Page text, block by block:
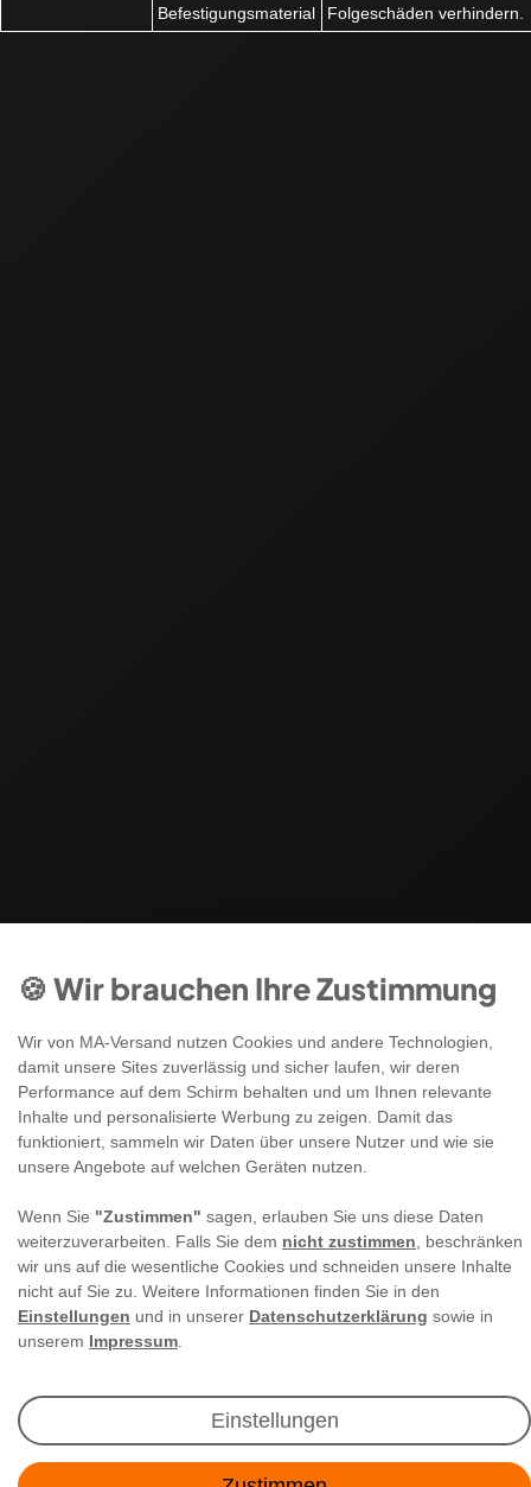
Befestigungsmaterial
Folgeschäden verhindern.
🍪 Wir brauchen Ihre Zustimmung
Wir von MA-Versand nutzen Cookies und andere Technologien,
damit unsere Sites zuverlässig und sicher laufen, wir deren
Performance auf dem Schirm behalten und um Ihnen relevante
Inhalte und personalisierte Werbung zu zeigen. Damit das
funktioniert, sammeln wir Daten über unsere Nutzer und wie sie
unsere Angebote auf welchen Geräten nutzen.
Wenn Sie "Zustimmen" sagen, erlauben Sie uns diese Daten
weiterzuverarbeiten. Falls Sie dem nicht zustimmen , beschränken
wir uns auf die wesentliche Cookies und schneiden unsere Inhalte
nicht auf Sie zu. Weitere Informationen finden Sie in den
Einstellungen und in unserer Datenschutzerklärung sowie in
unserem Impressum
Einstellungen
Newsletter Anmeldung
Angebote & Rabatte per E-Mail erhalten - Geld
E-MAIL **
Ich akzeptiere die
** Hierbei handelt es sich um ein Pflichtfeld.